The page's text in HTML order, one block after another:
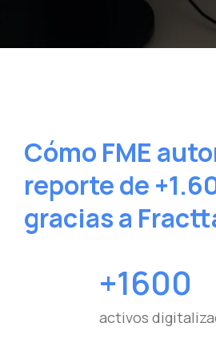
Cómo FME
reporte de
gracias a
+1600
activos